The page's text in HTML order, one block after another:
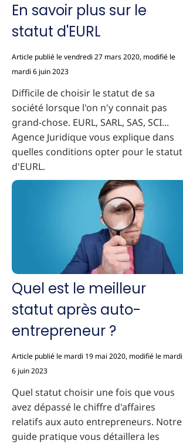
En savoir plus sur le
statut d'EURL
Article publié le vendredi 27 mars 2020, modifié le
mardi 6 juin 2023
Difficile de choisir le statut de sa
société lorsque l'on n'y connait pas
grand-chose. EURL, SARL, SAS, SCI...
Agence Juridique vous explique dans
quelles conditions opter pour le statut
d'EURL.
Quel est le meilleur
statut après auto-
entrepreneur ?
Article publié le mardi 19 mai 2020, modifié le mardi
6 juin 2023
Quel statut choisir une fois que vous
avez dépassé le chiffre d'affaires
relatifs aux auto entrepreneurs. Notre
guide pratique vous détaillera les